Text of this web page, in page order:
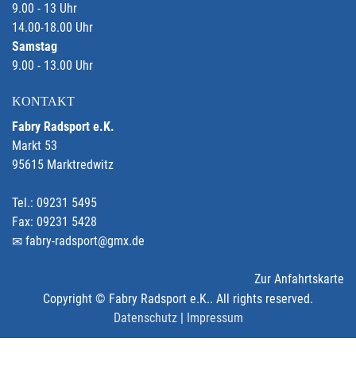
9.00 - 13 Uhr
14.00-18.00 Uhr
Samstag
9.00 - 13.00 Uhr
KONTAKT
Fabry Radsport e.K.
Markt 53
95615 Marktredwitz
Tel.: 09231 5495
Fax: 09231 5428
fabry-radsport@gmx.de
Zur Anfahrtskarte
Copyright © Fabry Radsport e.K.. All rights reserved.
Datenschutz| Impressum